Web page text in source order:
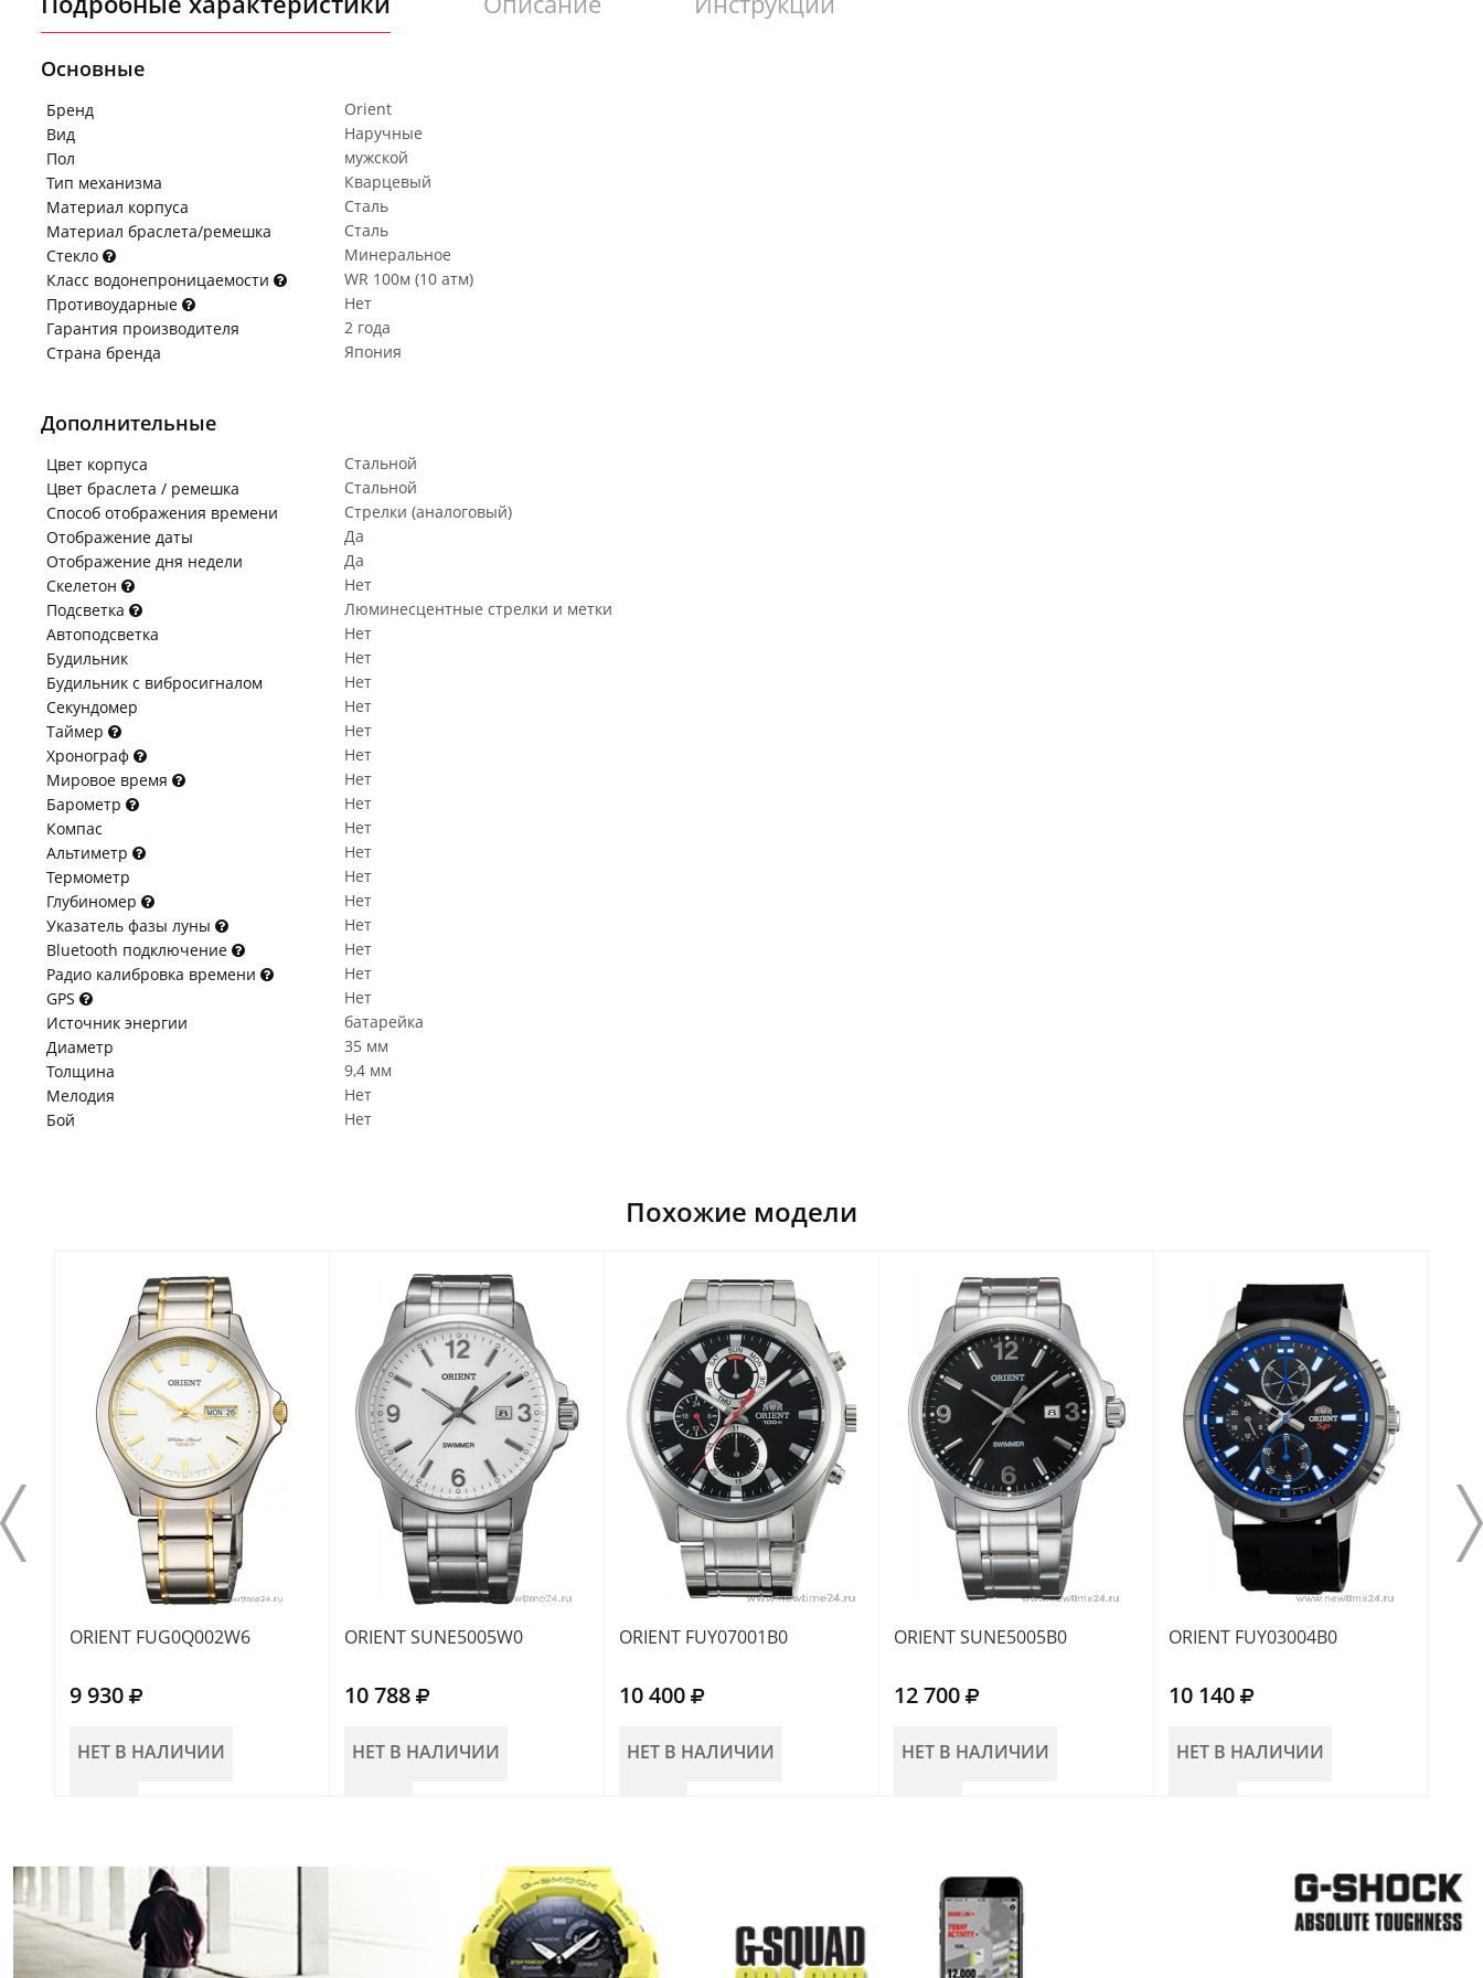
Основные
Бренд
Orient
Вид
Наручные
Пол
мужской
Тип механизма
Кварцевый
Материал корпуса
Сталь
Материал браслета/ремешка
Сталь
Стекло
Минеральное
Класс водонепроницаемости
WR 100м (10 атм)
Противоударные
Нет
Гарантия производителя
2 года
Страна бренда
Япония
Дополнительные
Цвет корпуса
Стальной
Цвет браслета / ремешка
Стальной
Способ отображения времени
Стрелки (аналоговый)
Отображение даты
Да
Отображение дня недели
Да
Скелетон
Нет
Подсветка
Люминесцентные стрелки и метки
Автоподсветка
Нет
Будильник
Нет
Будильник с вибросигналом
Нет
Секундомер
Нет
Таймер
Нет
Хронограф
Нет
Мировое время
Нет
Барометр
Нет
Компас
Нет
Альтиметр
Нет
Термометр
Нет
Глубиномер
Нет
Указатель фазы луны
Нет
Bluetooth подключение
Нет
Радио калибровка времени
Нет
GPS
Нет
Источник энергии
батарейка
Диаметр
35 мм
Толщина
9,4 мм
Мелодия
Нет
Бой
Нет
Похожие модели
ORIENT FUG0Q002W6
9 930
НЕТ В НАЛИЧИИ
ORIENT SUNE5005W0
10 788
НЕТ В НАЛИЧИИ
ORIENT FUY07001B0
10 400
НЕТ В НАЛИЧИИ
ORIENT SUNE5005B0
12 700
НЕТ В НАЛИЧИИ
ORIENT FUY03004B0
10 140
НЕТ В НАЛИЧИИ